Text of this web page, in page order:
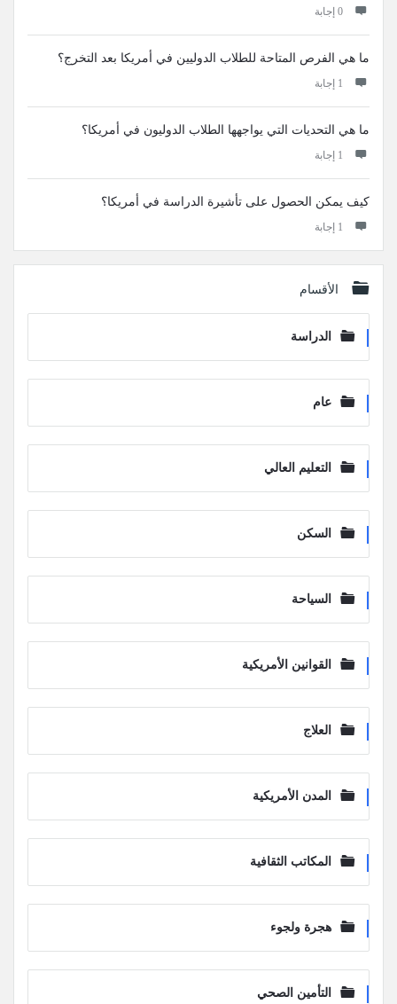
‫0 إجابة
ما هي الفرص المتاحة للطلاب الدوليين في أمريكا بعد التخرج؟
‫1 إجابة
ما هي التحديات التي يواجهها الطلاب الدوليون في أمريكا؟
‫1 إجابة
كيف يمكن الحصول على تأشيرة الدراسة في أمريكا؟
‫1 إجابة
الأقسام
الدراسة
عام
التعليم العالي
السكن
السياحة
القوانين الأمريكية
العلاج
المدن الأمريكية
المكاتب الثقافية
هجرة ولجوء
التأمين الصحي